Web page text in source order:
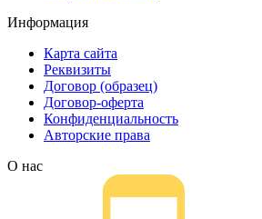
Информация
Карта сайта
Реквизиты
Договор (образец)
Договор-оферта
Конфиденциальность
Авторские права
О нас